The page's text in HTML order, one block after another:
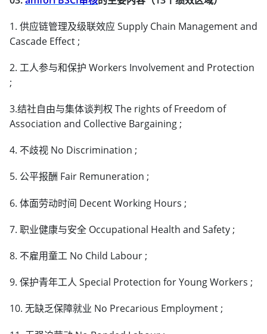
1. 供应链管理及级联效应 Supply Chain Management and
Cascade Effect ;
2. 工人参与和保护 Workers Involvement and Protection
;
3.结社自由与集体谈判权 The rights of Freedom of
Association and Collective Bargaining ;
4. 不歧视 No Discrimination ;
5. 公平报酬 Fair Remuneration ;
6. 体面劳动时间 Decent Working Hours ;
7. 职业健康与安全 Occupational Health and Safety ;
8. 不雇用童工 No Child Labour ;
9. 保护青年工人 Special Protection for Young Workers ;
10. 无缺乏保障就业 No Precarious Employment ;